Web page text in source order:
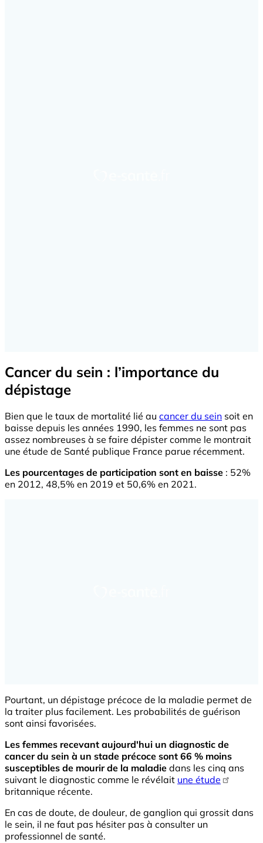
Cancer du sein : l’importance du
dépistage
Bien que le taux de mortalité lié au cancer du sein soit en
baisse depuis les années 1990, les femmes ne sont pas
assez nombreuses à se faire dépister comme le montrait
une étude de Santé publique France parue récemment.
Les pourcentages de participation sont en baisse : 52%
en 2012, 48,5% en 2019 et 50,6% en 2021.
Pourtant, un dépistage précoce de la maladie permet de
la traiter plus facilement. Les probabilités de guérison
sont ainsi favorisées.
Les femmes recevant aujourd'hui un diagnostic de
cancer du sein à un stade précoce sont 66 % moins
susceptibles de mourir de la maladie dans les cinq ans
suivant le diagnostic comme le révélait une étude
britannique récente.
En cas de doute, de douleur, de ganglion qui grossit dans
le sein, il ne faut pas hésiter pas à consulter un
professionnel de santé.